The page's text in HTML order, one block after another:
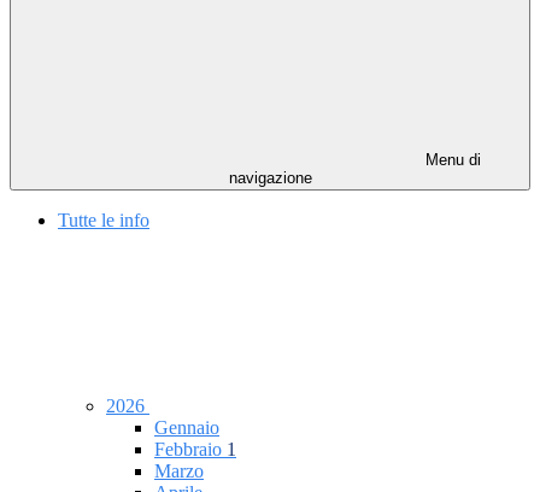
Menu di
navigazione
Tutte le info
2026
Gennaio
Febbraio 1
Marzo